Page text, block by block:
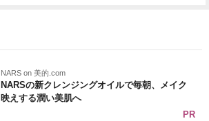
NARS on 美的.com
NARSの新クレンジングオイルで毎朝、メイク
映えする潤い美肌へ
PR